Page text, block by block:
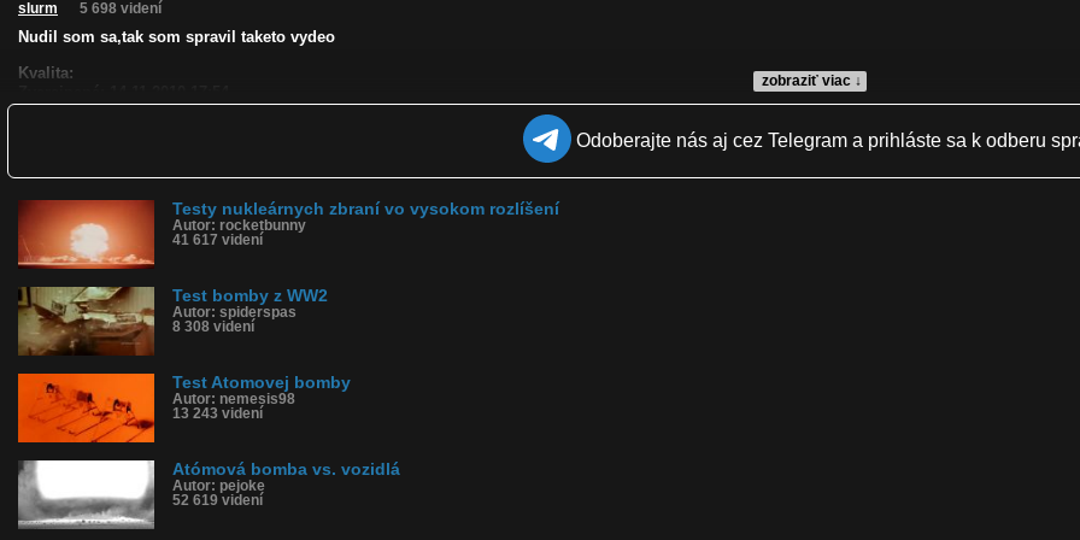
zobraziť viac ↓
slurm 5 698 videní
Nudil som sa,tak som spravil taketo vydeo
Kvalita:
Tagy: bomba, vybuch, bomby, bombi, raketa
História sledovanosti videa:
Odoberajte nás aj cez Telegram a prihláste sa k odberu
Testy nukleárnych zbraní vo vysokom rozlíšení
Autor: rocketbunny
41 617 videní
Test bomby z WW2
Autor: spiderspas
8 308 videní
Test Atomovej bomby
Autor: nemesis98
13 243 videní
Atómová bomba vs. vozidlá
Autor: pejoke
52 619 videní